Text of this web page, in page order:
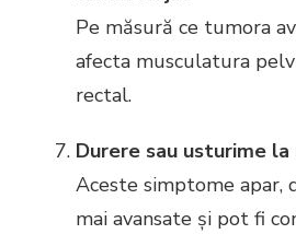
Pe măsură ce tumora
afecta musculatura
rectal.
Durere sau usturime la
Aceste simptome apar,
mai avansate și pot fi